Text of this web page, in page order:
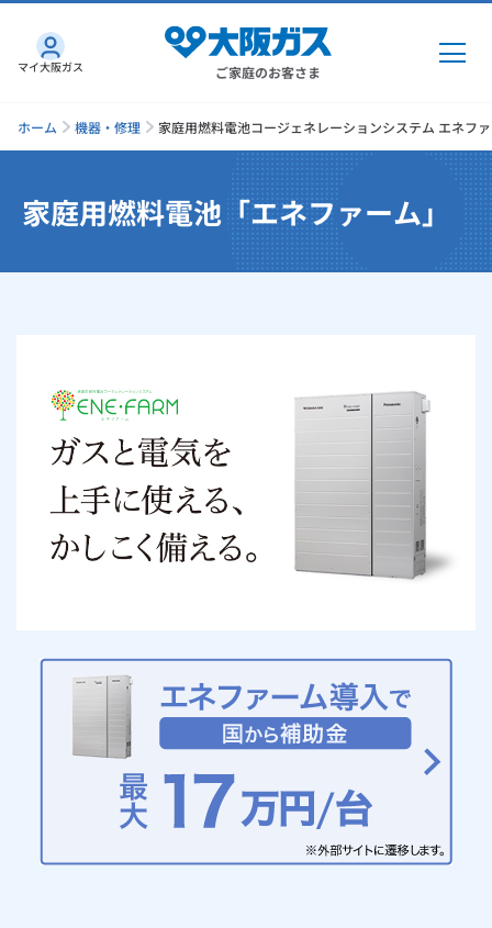
ご家庭のお客さま
ガス・電気
ガストップ
GAS得プラン
一般料金
「大阪ガスの都市ガス」への切り替えについて
電気
電気 トップ
「大阪ガスの電気」が選ばれる理由
太陽光発電余剰電力買取サービス
まとめプラン紹介
ガスと電気の使用開始
の申込
さすガねっとのメリット
料金プラン
工事・開通までの流れ
まとめプラン紹介
簡単プラン診断
インターネットのお申込み
機器・修理 トップ
キッチン
ガス炊飯器
ガスオーブン
レンジフード
食器洗い乾燥機
ガス給湯器
ガス温水浴室暖房乾燥機
「カワック・ミストカワック」
乾太くん
リビング・空調
ガスファンヒーター
ガス温水床暖房「ヌック」
取替用ガスコンセント
発電・省エネ
エネファーム
太陽光発電
警報器・消火器
ぴこぴこ・スマぴこ・けむぴこ
修理
エラーコード診断
取扱説明書を探す
お近くのガスのお店
らく得リース
らく得保証
ほっ得定額
機器・修理お申込み
くらしのサービス
くらしのサービス トップ
リフォーム・リノベーション
住ミカタ・リフォーム
リノベーション「マイリノ」
住ミカタ・サービス
ホームセキュリティ
みるぴこ
便利・おトク
スマイLINK
FitDish
お手続き・サポート
お手続き一覧
お問い合わせ
Daigasコラム
マイ大阪ガス
ホーム 機器・修理 家庭用燃料電池コージェネレーションシステム エネフ
家庭用燃料電池「エネファーム」